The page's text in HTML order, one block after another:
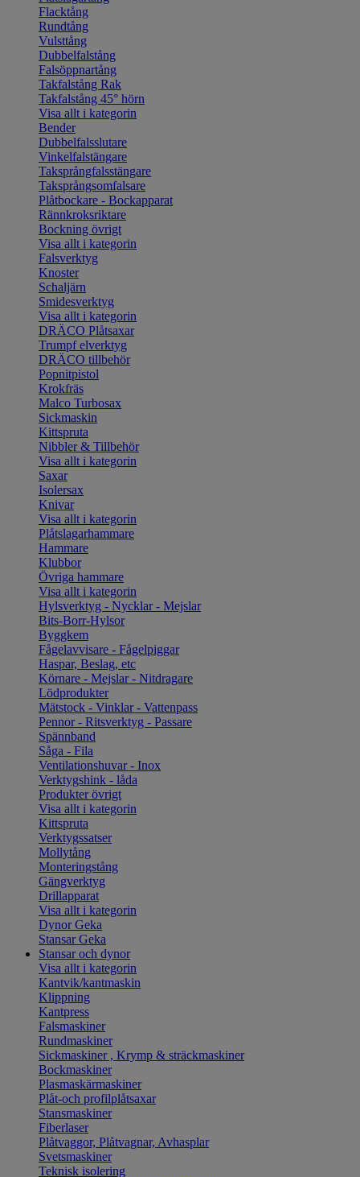
Flacktång
Rundtång
Vulsttång
Dubbelfalstång
Falsöppnartång
Takfalstång Rak
Takfalstång 45° hörn
Visa allt i kategorin
Bender
Dubbelfalsslutare
Vinkelfalstängare
Taksprångfalsstängare
Taksprångsomfalsare
Plåtbockare - Bockapparat
Rännkroksriktare
Bockning övrigt
Visa allt i kategorin
Falsverktyg
Knoster
Schaljärn
Smidesverktyg
Visa allt i kategorin
DRÄCO Plåtsaxar
Trumpf elverktyg
DRÄCO tillbehör
Popnitpistol
Krokfräs
Malco Turbosax
Sickmaskin
Kittspruta
Nibbler & Tillbehör
Visa allt i kategorin
Saxar
Isolersax
Knivar
Visa allt i kategorin
Plåtslagarhammare
Hammare
Klubbor
Övriga hammare
Visa allt i kategorin
Hylsverktyg - Nycklar - Mejslar
Bits-Borr-Hylsor
Byggkem
Fågelavvisare - Fågelpiggar
Haspar, Beslag, etc
Körnare - Mejslar - Nitdragare
Lödprodukter
Mätstock - Vinklar - Vattenpass
Pennor - Ritsverktyg - Passare
Spännband
Såga - Fila
Ventilationshuvar - Inox
Verktygshink - låda
Produkter övrigt
Visa allt i kategorin
Kittspruta
Verktygssatser
Mollytång
Monteringstång
Gängverktyg
Drillapparat
Visa allt i kategorin
Dynor Geka
Stansar Geka
Stansar och dynor
Visa allt i kategorin
Kantvik/kantmaskin
Klippning
Kantpress
Falsmaskiner
Rundmaskiner
Sickmaskiner , Krymp & sträckmaskiner
Bockmaskiner
Plasmaskärmaskiner
Plåt-och profilplåtsaxar
Stansmaskiner
Fiberlaser
Plåtvaggor, Plåtvagnar, Avhasplar
Svetsmaskiner
Teknisk isolering